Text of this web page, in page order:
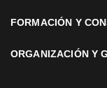
FORMACIÓN Y
ORGANIZACIÓN Y